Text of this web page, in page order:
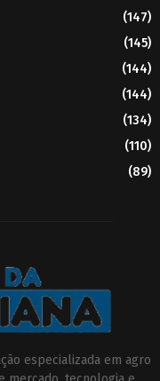
(147)
(145)
(144)
(144)
(134)
(110)
(89)
especializada em agro